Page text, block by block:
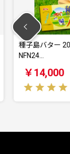
箱 セット